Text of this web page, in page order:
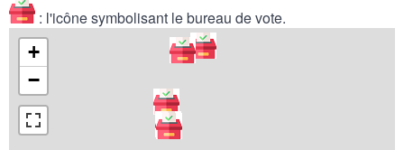
: l'icône symbolisant le bureau de vote.
+
−